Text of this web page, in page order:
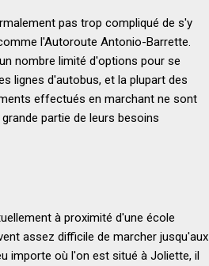
pas trop compliqué de s'y
l'Autoroute Antonio-Barrette.
nombre limité d'options pour se
lignes d'autobus, et la plupart des
effectués en marchant ne sont
partie de leurs besoins
à proximité d'une école
assez difficile de marcher jusqu'aux
importe où l'on est situé à Joliette, il